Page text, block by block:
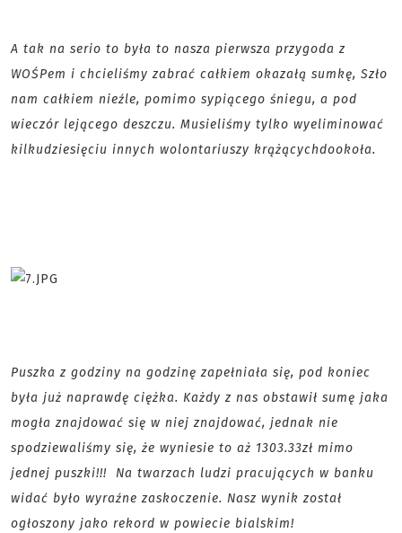
A tak na serio to była to nasza pierwsza przygoda z
WOŚPem i chcieliśmy zabrać całkiem okazałą sumkę, Szło
nam całkiem nieźle, pomimo sypiącego śniegu, a pod
wieczór lejącego deszczu. Musieliśmy tylko wyeliminować
kilkudziesięciu innych wolontariuszy krążącychdookoła.
Puszka z godziny na godzinę zapełniała się, pod koniec
była już naprawdę ciężka. Każdy z nas obstawił sumę jaka
mogła znajdować się w niej znajdować, jednak nie
spodziewaliśmy się, że wyniesie to aż 1303.33zł mimo
jednej puszki!!! Na twarzach ludzi pracujących w banku
widać było wyraźne zaskoczenie. Nasz wynik został
ogłoszony jako rekord w powiecie bialskim!